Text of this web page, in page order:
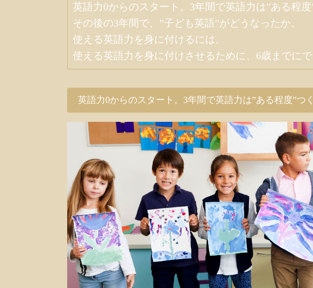
英語力0からのスタート。3年間で英語力は”ある程度
その後の3年間で、”子ども英語”がどうなったか。
使える英語力を身に付けるには。
使える英語力を身に付けさせるために、6歳までにで
英語力0からのスタート。3年間で英語力は”ある程度”つく